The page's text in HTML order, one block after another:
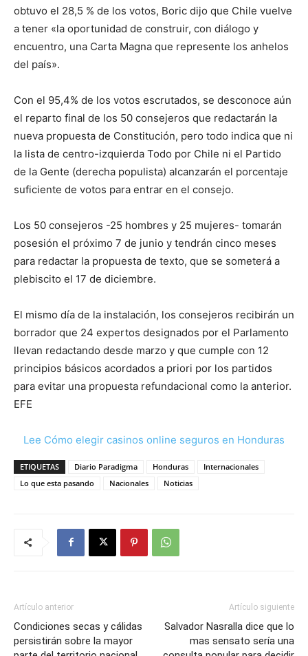
obtuvo el 28,5 % de los votos, Boric dijo que Chile vuelve
a tener «la oportunidad de construir, con diálogo y
encuentro, una Carta Magna que represente los anhelos
del país».
Con el 95,4% de los votos escrutados, se desconoce aún
el reparto final de los 50 consejeros que redactarán la
nueva propuesta de Constitución, pero todo indica que ni
la lista de centro-izquierda Todo por Chile ni el Partido
de la Gente (derecha populista) alcanzarán el porcentaje
suficiente de votos para entrar en el consejo.
Los 50 consejeros -25 hombres y 25 mujeres- tomarán
posesión el próximo 7 de junio y tendrán cinco meses
para redactar la propuesta de texto, que se someterá a
plebiscito el 17 de diciembre.
El mismo día de la instalación, los consejeros recibirán un
borrador que 24 expertos designados por el Parlamento
llevan redactando desde marzo y que cumple con 12
principios básicos acordados a priori por los partidos
para evitar una propuesta refundacional como la anterior.
EFE
Lee Cómo elegir casinos online seguros en Honduras
ETIQUETAS Diario Paradigma Honduras
Internacionales
Lo que esta pasando
Nacionales Noticias
Artículo anterior
Condiciones secas y cálidas
persistirán sobre la mayor
Artículo siguiente
Salvador Nasralla dice que lo
mas sensato sería una